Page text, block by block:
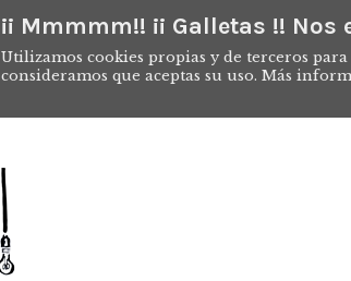
¡¡ Mmmmm!! ¡¡ Galletas !!
Utilizamos cookies propias y de terceros
consideramos que aceptas su uso. Más